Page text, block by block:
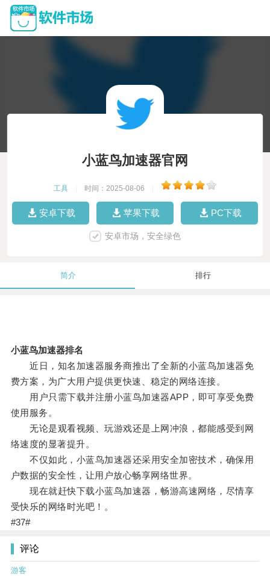
小蓝鸟加速器官网
工具 时间：2025-08-06
安卓下载 苹果下载 PC下载
安卓市场，安全绿色
简介 排行
小蓝鸟加速器排名
近日，知名加速器服务商推出了全新的小蓝鸟加速器免
费方案，为广大用户提供更快速、稳定的网络连接。
用户只需下载并注册小蓝鸟加速器APP，即可享受免费
使用服务。
无论是观看视频、玩游戏还是上网冲浪，都能感受到网
络速度的显著提升。
不仅如此，小蓝鸟加速器还采用安全加密技术，确保用
户数据的安全性，让用户放心畅享网络世界。
现在就赶快下载小蓝鸟加速器，畅游高速网络，尽情享
受快乐的网络时光吧！。
#37#
评论
游客